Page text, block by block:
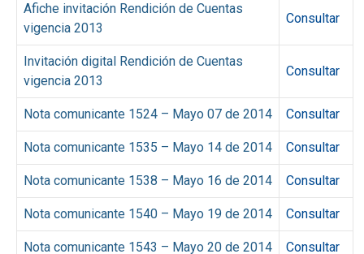
Afiche invitación Rendición de Cuentas
vigencia 2013
Consultar
Invitación digital Rendición de Cuentas
vigencia 2013
Consultar
Nota comunicante 1524 – Mayo 07 de 2014 Consultar
Nota comunicante 1535 – Mayo 14 de 2014 Consultar
Nota comunicante 1538 – Mayo 16 de 2014 Consultar
Nota comunicante 1540 – Mayo 19 de 2014 Consultar
Nota comunicante 1543 – Mayo 20 de 2014 Consultar